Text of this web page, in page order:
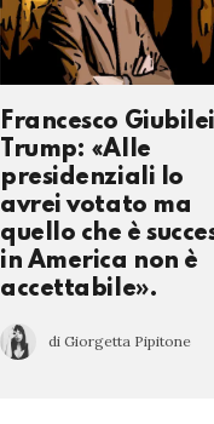
Francesco
Trump: «Alle
presidenziali lo
avrei votato ma
quello che è
in America non è
accettabile».
di Giorgetta Pipitone